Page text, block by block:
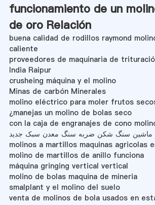
funcionamiento de un
de oro Relación
buena calidad de rodillos raymond
caliente
proveedores de maquinaria de
India Raipur
crusheing máquina y el molino
Minas de carbón Minerales
molino eléctrico para moler frutos
¿manejas un molino de bolas seco
con la caja de engranajes de cono
ماشین سنگ شکن ضربه سنگ معدن سبک جدید
molinos a martillos maquinas agricolas
molino de martillos de anillo funciona
máquina gringing vertical vertical
molino de bolas maquina de mineria
smalplant y el molino del suelo
venta de molinos de bola usados en